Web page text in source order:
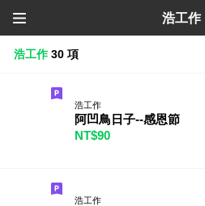
浩工作
浩工作 30 項
浩工作
阿凹鳥日子--感恩節
NT$90
浩工作